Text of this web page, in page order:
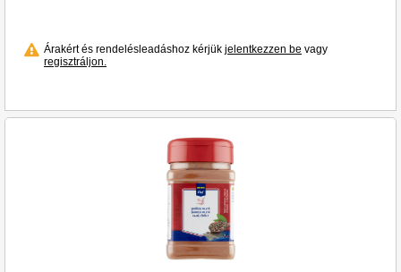
Árakért és rendelésleadáshoz kérjük jelentkezzen be vagy
regisztráljon.